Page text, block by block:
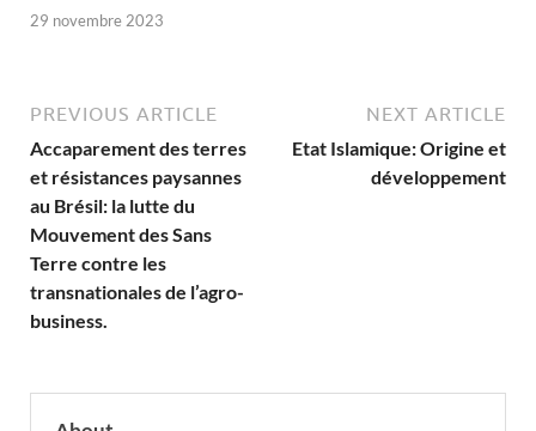
29 novembre 2023
PREVIOUS ARTICLE
Accaparement des terres
et résistances paysannes
au Brésil: la lutte du
Mouvement des Sans
Terre contre les
transnationales de l’agro-
business.
NEXT ARTICLE
Etat Islamique: Origine et
développement